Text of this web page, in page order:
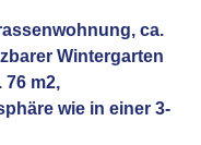
ca.
Wintergarten
76 m2,
wie in einer 3-